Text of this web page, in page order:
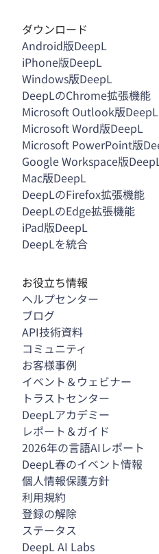
ダウンロード
Android版DeepL
iPhone版DeepL
Windows版DeepL
DeepLのChrome拡張機能
Microsoft Outlook版DeepL
Microsoft Word版DeepL
Microsoft PowerPoint版
Google Workspace版
Mac版DeepL
DeepLのFirefox拡張機能
DeepLのEdge拡張機能
iPad版DeepL
DeepLを統合
お役立ち情報
ヘルプセンター
ブログ
API技術資料
コミュニティ
お客様事例
イベント＆ウェビナー
トラストセンター
DeepLアカデミー
レポート＆ガイド
2026年の言語AIレポート
DeepL春のイベント情報
個人情報保護方針
利用規約
登録の解除
ステータス
DeepL AI Labs